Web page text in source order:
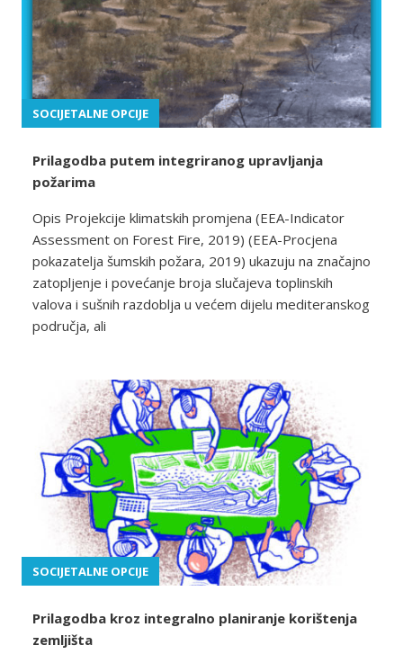
SOCIJETALNE OPCIJE
Prilagodba putem integriranog upravljanja
požarima
Opis Projekcije klimatskih promjena (EEA-Indicator
Assessment on Forest Fire, 2019) (EEA-Procjena
pokazatelja šumskih požara, 2019) ukazuju na značajno
zatopljenje i povećanje broja slučajeva toplinskih
valova i sušnih razdoblja u većem dijelu mediteranskog
područja, ali
SOCIJETALNE OPCIJE
Prilagodba kroz integralno planiranje korištenja
zemljišta